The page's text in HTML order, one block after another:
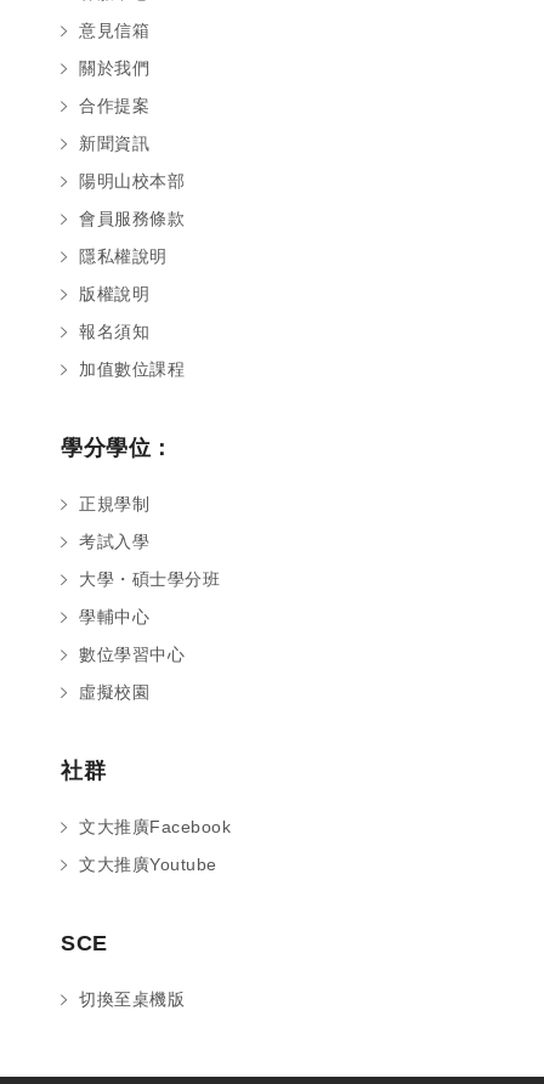
意見信箱
關於我們
合作提案
新聞資訊
陽明山校本部
會員服務條款
隱私權說明
版權說明
報名須知
加值數位課程
學分學位：
正規學制
考試入學
大學・碩士學分班
學輔中心
數位學習中心
虛擬校園
社群
文大推廣Facebook
文大推廣Youtube
SCE
切換至桌機版